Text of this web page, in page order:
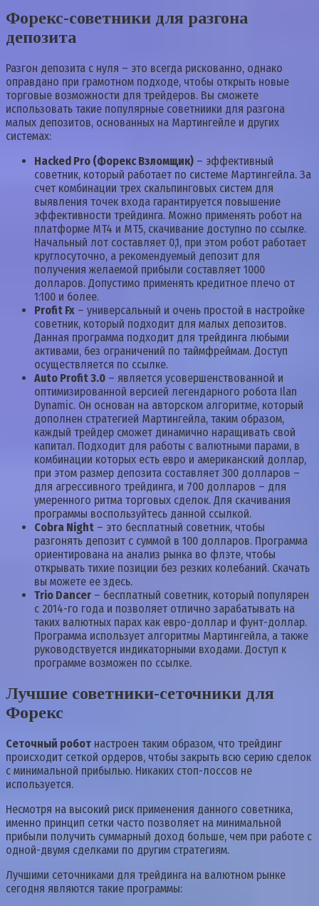
Форекс-советники для разгона
депозита
Разгон депозита с нуля – это всегда рискованно, однако
оправдано при грамотном подходе, чтобы открыть новые
торговые возможности для трейдеров. Вы сможете
использовать такие популярные советниики для разгона
малых депозитов, основанных на Мартингейле и других
системах:
Hacked Pro (Форекс Взломщик) – эффективный
советник, который работает по системе Мартингейла. За
счет комбинации трех скальпинговых систем для
выявления точек входа гарантируется повышение
эффективности трейдинга. Можно применять робот на
платформе MT4 и МТ5, скачивание доступно по ссылке.
Начальный лот составляет 0,1, при этом робот работает
круглосуточно, а рекомендуемый депозит для
получения желаемой прибыли составляет 1000
долларов. Допустимо применять кредитное плечо от
1:100 и более.
Profit Fx – универсальный и очень простой в настройке
советник, который подходит для малых депозитов.
Данная программа подходит для трейдинга любыми
активами, без ограничений по таймфреймам. Доступ
осуществляется по ссылке.
Auto Profit 3.0 – является усовершенствованной и
оптимизированной версией легендарного робота Ilan
Dynamic. Он основан на авторском алгоритме, который
дополнен стратегией Мартингейла, таким образом,
каждый трейдер сможет динамично наращивать свой
капитал. Подходит для работы с валютными парами, в
комбинации которых есть евро и американский доллар,
при этом размер депозита составляет 300 долларов –
для агрессивного трейдинга, и 700 долларов – для
умеренного ритма торговых сделок. Для скачивания
программы воспользуйтесь данной ссылкой.
Cobra Night – это бесплатный советник, чтобы
разгонять депозит с суммой в 100 долларов. Программа
ориентирована на анализ рынка во флэте, чтобы
открывать тихие позиции без резких колебаний. Скачать
вы можете ее здесь.
Trio Dancer – бесплатный советник, который популярен
с 2014-го года и позволяет отлично зарабатывать на
таких валютных парах как евро-доллар и фунт-доллар.
Программа использует алгоритмы Мартингейла, а также
руководствуется индикаторными входами. Доступ к
программе возможен по ссылке.
Лучшие советники-сеточники для
Форекс
Сеточный робот настроен таким образом, что трейдинг
происходит сеткой ордеров, чтобы закрыть всю серию сделок
с минимальной прибылью. Никаких стоп-лоссов не
используется.
Несмотря на высокий риск применения данного советника,
именно принцип сетки часто позволяет на минимальной
прибыли получить суммарный доход больше, чем при работе с
одной-двумя сделками по другим стратегиям.
Лучшими сеточниками для трейдинга на валютном рынке
сегодня являются такие программы: